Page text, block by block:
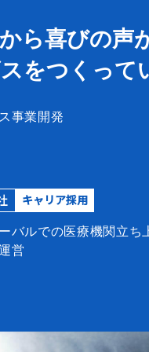
ら喜びの声
をつくって
事業開発
キャリア採用
バルでの医療機関立ち
営